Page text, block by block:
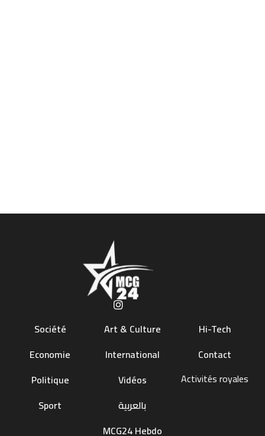
Société
Economie
Politique
Sport
Art & Culture
International
Vidéos
بالعربية
MCG24 Hebdo
Hi-Tech
Contact
Activités royales